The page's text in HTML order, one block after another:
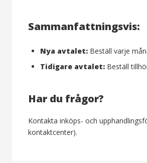
Sammanfattningsvis:
Nya avtalet: Beställ varje
Tidigare avtalet: Beställ
Har du frågor?
Kontakta inköps- och
kontaktcenter).